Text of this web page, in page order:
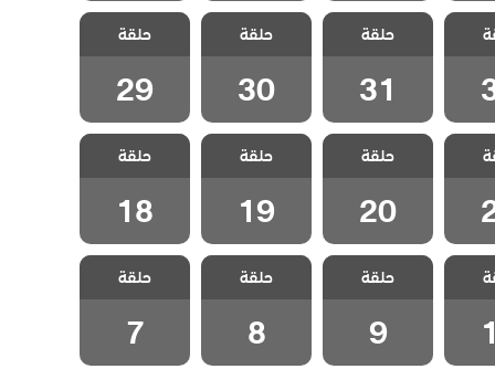
هيا
مسلسل هيا
لنذهب الحلقة
31
حلقة
31
مسلسل هيا
لنذهب الحلقة
30
حلقة
30
مسلسل هيا
لنذهب الحلقة
29
حلقة
29
هيا
مسلسل هيا
لنذهب الحلقة
20
حلقة
20
مسلسل هيا
لنذهب الحلقة
19
حلقة
19
مسلسل هيا
لنذهب الحلقة
18
حلقة
18
هيا
مسلسل هيا
لنذهب الحلقة 9
حلقة
9
مسلسل هيا
لنذهب الحلقة 8
حلقة
8
مسلسل هيا
لنذهب الحلقة 7
حلقة
7